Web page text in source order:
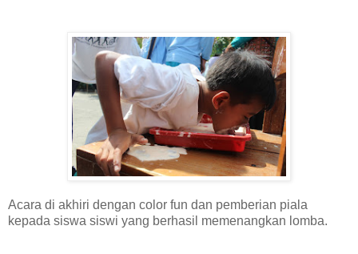
Acara di akhiri dengan color fun dan pemberian piala
kepada siswa siswi yang berhasil memenangkan lomba.